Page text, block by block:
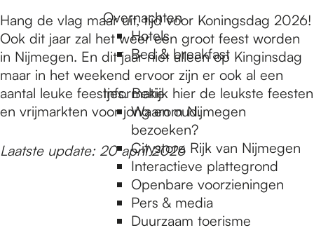
Overnachten
Hotels
Bed & breakfast
Informatie
Waarom Nijmegen
bezoeken?
Citystore Rijk van Nijmegen
Interactieve plattegrond
Openbare voorzieningen
Pers & media
Duurzaam toerisme
Hang de vlag maar uit, tijd voor Koningsdag 2026!
Ook dit jaar zal het weer een groot feest worden
in Nijmegen. En dit jaar niet alleen op Kinginsdag
maar in het weekend ervoor zijn er ook al een
aantal leuke feestjes. Bekijk hier de leukste feesten
en vrijmarkten voor jong en oud.
Laatste update: 20 april 2026